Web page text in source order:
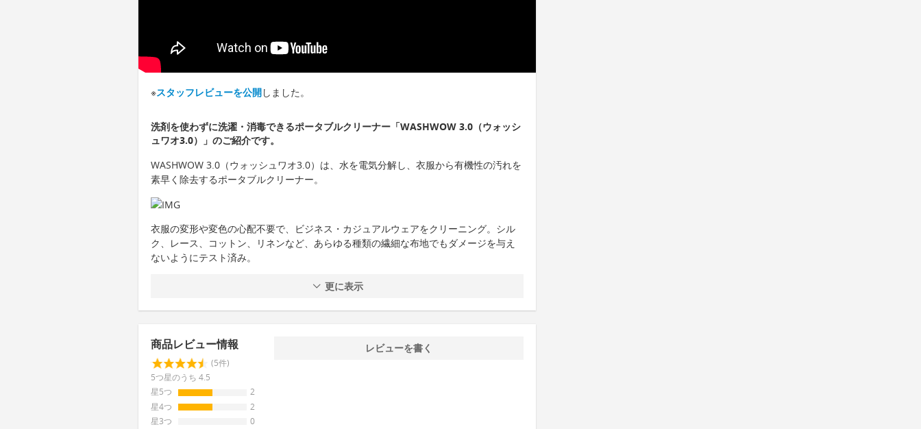
※スタッフレビューを公開しました。
洗剤を使わずに洗濯・消毒できるポータブルクリーナー「WASHWOW 3.0（ウォッシ
ュワオ3.0）」のご紹介です。
WASHWOW 3.0（ウォッシュワオ3.0）は、水を電気分解し、衣服から有機性の汚れを
素早く除去するポータブルクリーナー。
衣服の変形や変色の心配不要で、ビジネス・カジュアルウェアをクリーニング。シル
ク、レース、コットン、リネンなど、あらゆる種類の繊細な布地でもダメージを与え
ないようにテスト済み。
更に表示
商品レビュー情報
(5件)
5つ星のうち 4.5
星5つ
2
星4つ
2
星3つ
0
レビューを書く